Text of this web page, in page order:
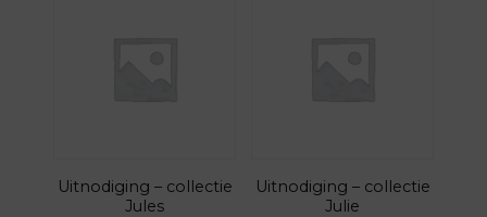
Uitnodiging – collectie
Jules
Uitnodiging – collectie
Julie